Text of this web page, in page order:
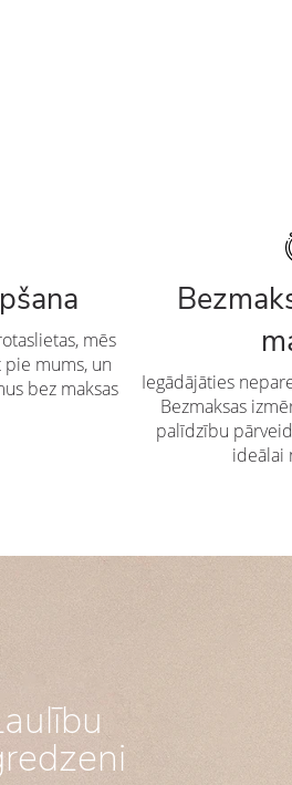
mēs
mums, un
bez maksas
Iegādājāties
Bezmaksas
palīdzību
ideālai